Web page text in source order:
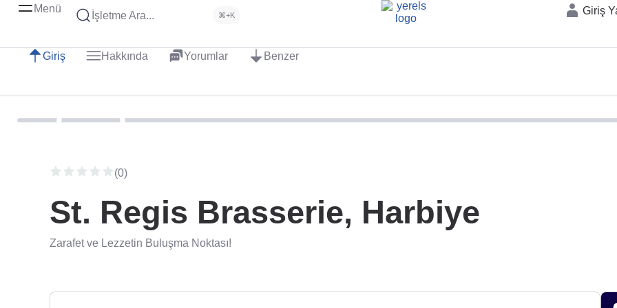
Menü
İşletme Ara... ⌘+K Giriş
Giriş Hakkında Yorumlar Benzer
(0)
St. Regis Brasserie, Harbiye
Zarafet ve Lezzetin Buluşma Noktası!